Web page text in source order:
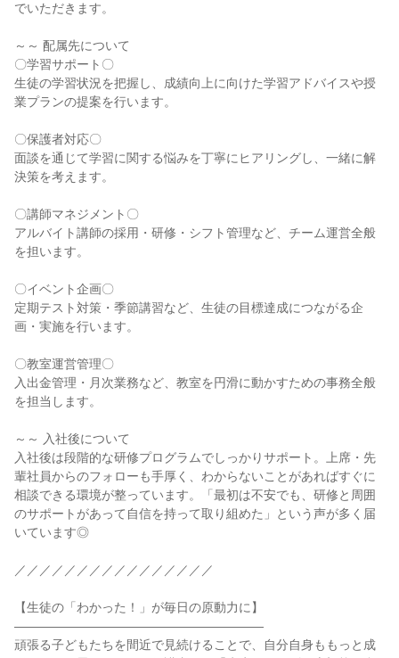
でいただきます。
～～ 配属先について
〇学習サポート〇
生徒の学習状況を把握し、成績向上に向けた学習アドバイスや授
業プランの提案を行います。
〇保護者対応〇
面談を通じて学習に関する悩みを丁寧にヒアリングし、一緒に解
決策を考えます。
〇講師マネジメント〇
アルバイト講師の採用・研修・シフト管理など、チーム運営全般
を担います。
〇イベント企画〇
定期テスト対策・季節講習など、生徒の目標達成につながる企
画・実施を行います。
〇教室運営管理〇
入出金管理・月次業務など、教室を円滑に動かすための事務全般
を担当します。
～～ 入社後について
入社後は段階的な研修プログラムでしっかりサポート。上席・先
輩社員からのフォローも手厚く、わからないことがあればすぐに
相談できる環境が整っています。「最初は不安でも、研修と周囲
のサポートがあって自信を持って取り組めた」という声が多く届
いています◎
／／／／／／／／／／／／／／／／
【生徒の「わかった！」が毎日の原動力に】
――――――――――――――――――――
頑張る子どもたちを間近で見続けることで、自分自身ももっと成